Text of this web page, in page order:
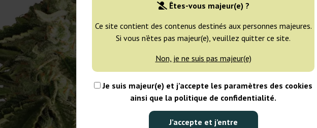
Êtes-vous majeur(e) ?
Ce site contient des contenus destinés aux personnes majeures.
Si vous n’êtes pas majeur(e), veuillez quitter ce site.
Non, je ne suis pas majeur(e)
Je suis majeur(e) et j’accepte les paramètres des cookies
ainsi que la politique de confidentialité.
J’accepte et j’entre
3 graines
EXPÉD. 3-7 JOURS
5 graines
EXPÉD. 3-7 JOURS
10 graines